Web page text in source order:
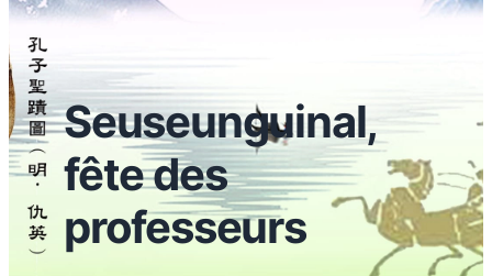
Seuseunguinal,
fête des
professeurs